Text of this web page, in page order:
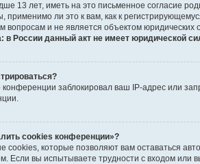
13 лет, иметь на это письменное согласие
применимо ли это к вам, как к
вопросам и не является объектом
в России данный акт не имеет юридической
заблокировал ваш IP-адрес или
cookies конференции»?
cookies, которые позволяют вам оставаться
Если вы испытываете трудности с входом